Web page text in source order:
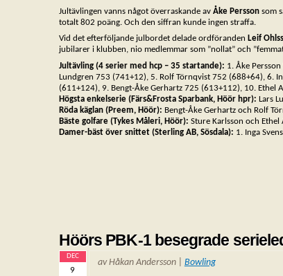
Jultävlingen vanns något överraskande av Åke Perssonsom
totalt 802 poäng. Och den siffran kunde ingen straffa.
Vid det efterföljande julbordet delade ordföranden Leif
jubilarer i klubben, nio medlemmar som ”nollat” och
Jultävling (4 serier med hcp – 35 startande): 1. Åke
Lundgren 753 (741+12), 5. Rolf Törnqvist 752 (688+64), 6.
(611+124), 9. Bengt-Åke Gerhartz 725 (613+112), 10. Ethel
Högsta enkelserie (Färs&Frosta Sparbank, Höör hpr): Lars
Röda käglan (Preem, Höör): Bengt-Åke Gerhartz och Rolf
Bäste golfare (Tykes Måleri, Höör): Sture Karlsson och Ethel
Damer-bäst över snittet (Sterling AB, Sösdala): 1. Inga
Höörs PBK-1 besegrade
DEC
9
av Håkan Andersson | Bowling